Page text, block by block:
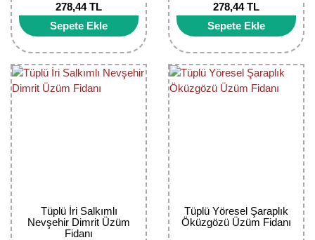
278,44 TL
Sepete Ekle
278,44 TL
Sepete Ekle
Tüplü İri Salkımlı
Nevşehir Dimrit Üzüm
Fidanı
Tüplü Yöresel Şaraplık
Öküzgözü Üzüm Fidanı
Fidan Anaçları ve Aşı Kalemleri
Fındık Fidanı
Frenk Üzümü Fidanı
Kapari Gebre Otu Fidanı